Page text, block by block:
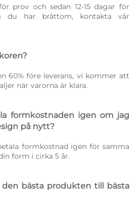
prov och sedan 12-15 dagar för
du har bråttom, kontakta vår
60% före leverans, vi kommer att
när varorna är klara.
formkostnaden igen om jag
på nytt?
formkostnad igen för samma
form i cirka 5 år.
den bästa produkten till bästa